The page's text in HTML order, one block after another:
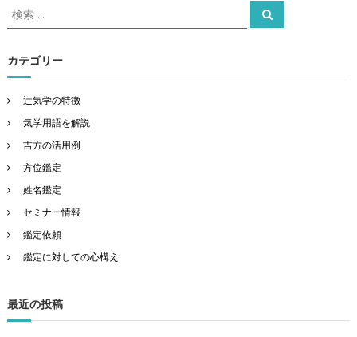
ナ
ビ
ゲ
ー
シ
ョ
ン
検
索
象
:
検
索
カテゴリー
辻気学の特徴
気学用語を解説
吉方の活用例
方位鑑定
姓名鑑定
セミナー情報
鑑定依頼
鑑定に対しての心構え
最近の投稿